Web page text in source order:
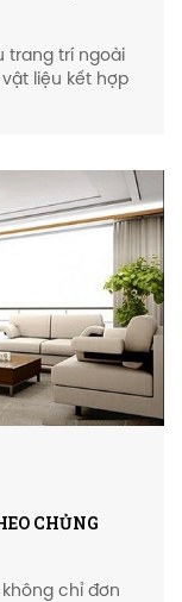
trang trí ngoài
liệu kết hợp
CHỦNG
chỉ đơn